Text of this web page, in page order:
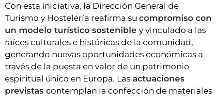
Con esta iniciativa, la Dirección General de
Turismo y Hostelería reafirma su compromiso con
un modelo turístico sostenible y vinculado a las
raíces culturales e históricas de la comunidad,
generando nuevas oportunidades económicas a
través de la puesta en valor de un patrimonio
espiritual único en Europa. Las actuaciones
previstas contemplan la confección de materiales